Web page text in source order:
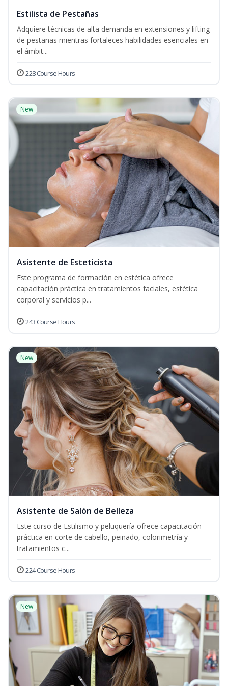
Estilista de Pestañas
Adquiere técnicas de alta demanda en extensiones y lifting
de pestañas mientras fortaleces habilidades esenciales en
el ámbit...
228 Course Hours
New
Asistente de Esteticista
Este programa de formación en estética ofrece
capacitación práctica en tratamientos faciales, estética
corporal y servicios p...
243 Course Hours
New
Asistente de Salón de Belleza
Este curso de Estilismo y peluquería ofrece capacitación
práctica en corte de cabello, peinado, colorimetría y
tratamientos c...
224 Course Hours
New